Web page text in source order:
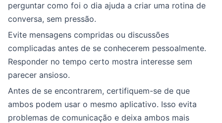
perguntar como foi o dia ajuda a criar uma rotina de
conversa, sem pressão.
Evite mensagens compridas ou discussões
complicadas antes de se conhecerem pessoalmente.
Responder no tempo certo mostra interesse sem
parecer ansioso.
Antes de se encontrarem, certifiquem-se de que
ambos podem usar o mesmo aplicativo. Isso evita
problemas de comunicação e deixa ambos mais